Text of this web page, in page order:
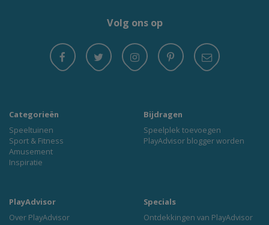
Volg ons op
Categorieën
Speeltuinen
Sport & Fitness
Amusement
Inspiratie
Bijdragen
Speelplek toevoegen
PlayAdvisor blogger worden
PlayAdvisor
Over PlayAdvisor
Specials
Ontdekkingen van PlayAdvisor